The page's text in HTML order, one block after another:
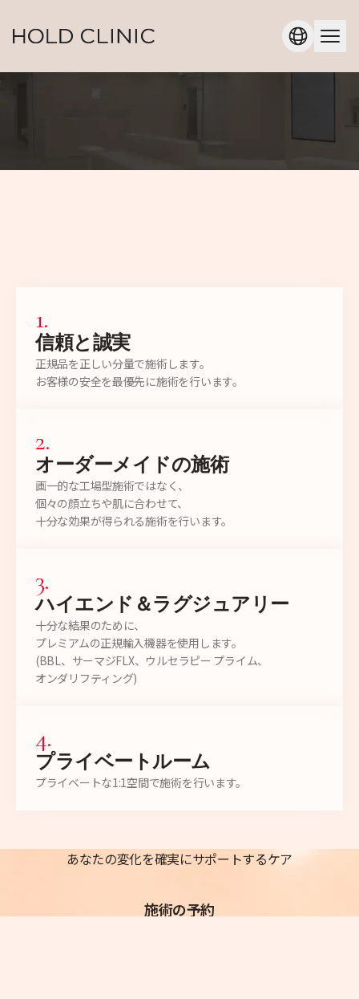
1.
信頼と誠実
正規品を正しい分量で施術します。
お客様の安全を最優先に施術を行います。
2.
オーダーメイドの施術
画一的な工場型施術ではなく、
個々の顔立ちや肌に合わせて、
十分な効果が得られる施術を行います。
3.
ハイエンド＆ラグジュアリー
十分な結果のために、
プレミアムの正規輸入機器を使用します。
(BBL、サーマジFLX、ウルセラピー プライム、
オンダリフティング)
4.
プライベートルーム
プライベートな1:1空間で施術を行います。
あなたの変化を確実にサポートするケア
施術の予約